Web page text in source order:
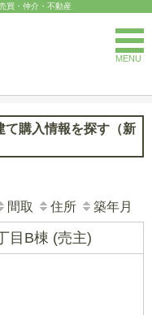
買・仲介・不動産
MENU
て購入情報を探す（新
間取 住所 築年月
目B棟 (売主)